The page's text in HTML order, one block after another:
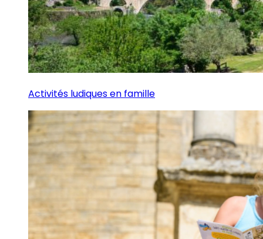
Activités ludiques en famille